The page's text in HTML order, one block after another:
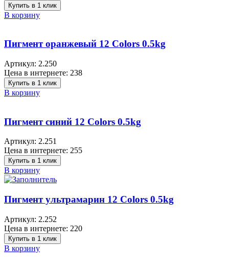
Купить в 1 клик
В корзину
Пигмент оранжевый 12 Colors 0.5kg
Артикул: 2.250
Цена в интернете: 238
Купить в 1 клик
В корзину
Пигмент синий 12 Colors 0.5kg
Артикул: 2.251
Цена в интернете: 255
Купить в 1 клик
В корзину
Пигмент ультрамарин 12 Colors 0.5kg
Артикул: 2.252
Цена в интернете: 220
Купить в 1 клик
В корзину